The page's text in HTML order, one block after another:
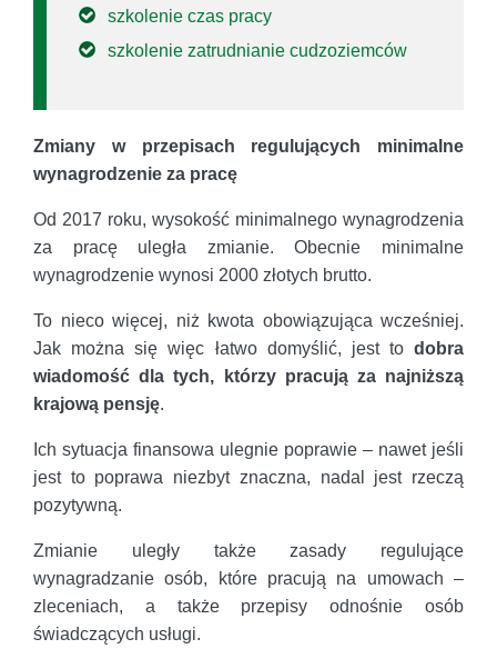
szkolenie czas pracy
szkolenie zatrudnianie cudzoziemców
Zmiany w przepisach regulujących minimalne
wynagrodzenie za pracę
Od 2017 roku, wysokość minimalnego wynagrodzenia
za pracę uległa zmianie. Obecnie minimalne
wynagrodzenie wynosi 2000 złotych brutto.
To nieco więcej, niż kwota obowiązująca wcześniej.
Jak można się więc łatwo domyślić, jest to dobra
wiadomość dla tych, którzy pracują za najniższą
krajową pensję.
Ich sytuacja finansowa ulegnie poprawie – nawet jeśli
jest to poprawa niezbyt znaczna, nadal jest rzeczą
pozytywną.
Zmianie uległy także zasady regulujące
wynagradzanie osób, które pracują na umowach –
zleceniach, a także przepisy odnośnie osób
świadczących usługi.